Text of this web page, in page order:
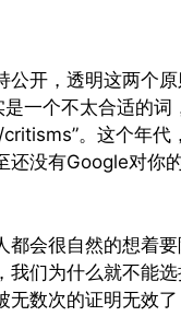
公开，透明这两个
一个不太合适的
。这个年代
没有Google对你
会很自然的想着
们为什么就不能
数次的证明无效